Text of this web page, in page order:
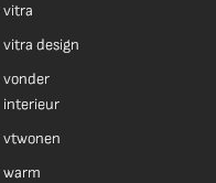
vitra
vitra design
vonder
interieur
vtwonen
warm